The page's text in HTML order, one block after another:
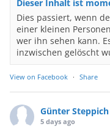
Dieser Inhalt ist
Dies passiert, wenn
einer kleinen
wer ihn sehen kann.
inzwischen gelöscht
View on Facebook · Share
Günter Steppich
5 days ago